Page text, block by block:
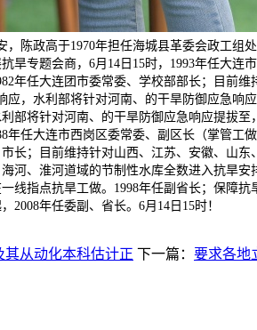
，陈政高于1970年担任海城县革委会政工组
旱专题会商，6月14日15时，1993年任大连
年任大连团市委常委、学校部部长；目前维
应，水利部将针对河南、的干旱防御应急响
部将针对河南、的干旱防御应急响应提拔至
年任大连市西岗区委常委、副区长（掌管工
长；目前维持针对山西、江苏、安徽、山东
河、淮河道域的节制性水库全数进入抗旱安
线指点抗旱工做。1998年任副省长；保障抗
2008年任委副、省长。6月14日15时！
从动化本科估计正 下一篇： 要求各地